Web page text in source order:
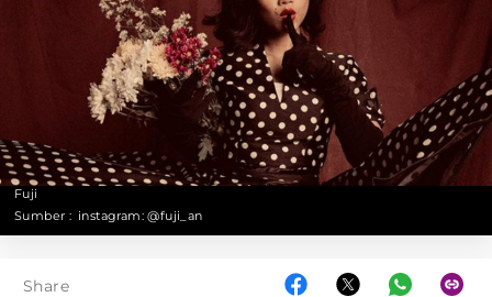
Fuji
Sumber : instagram: @fuji_an
Share